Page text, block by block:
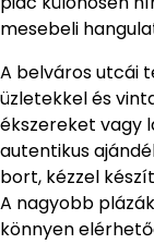
mesebeli
A belváros utcái
üzletekkel és
ékszereket vagy
autentikus
bort, kézzel
A nagyobb
könnyen